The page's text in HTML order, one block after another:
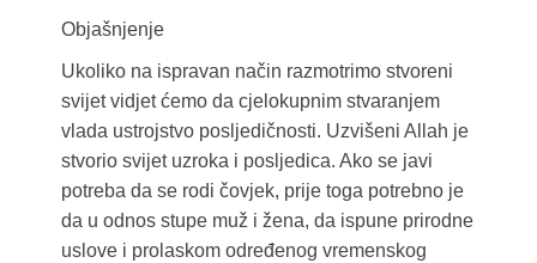
Objašnjenje
Ukoliko na ispravan način razmotrimo stvoreni
svijet vidjet ćemo da cjelokupnim stvaranjem
vlada ustrojstvo posljedičnosti. Uzvišeni Allah je
stvorio svijet uzroka i posljedica. Ako se javi
potreba da se rodi čovjek, prije toga potrebno je
da u odnos stupe muž i žena, da ispune prirodne
uslove i prolaskom određenog vremenskog